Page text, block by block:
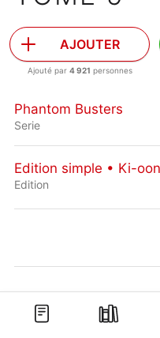
AJOUTER
Ajouté par 4 921 personnes
Phantom Busters
Serie
Edition simple • Ki-oon
Edition